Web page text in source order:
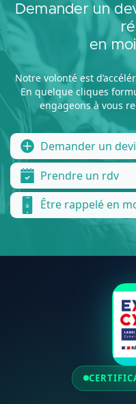
Demander un
en
Notre volonté est
En quelque cliques
engageons à vous
Demander un
Prendre un rdv
Être rappelé en